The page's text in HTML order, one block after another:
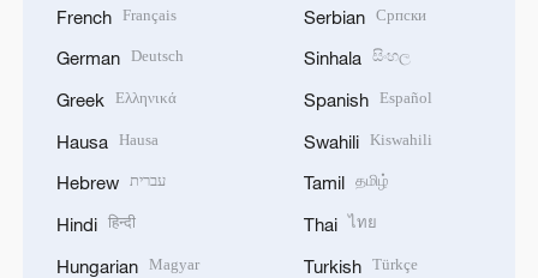
French Français
German Deutsch
Greek Ελληνικά
Hausa Hausa
Hebrew עברית
Hindi हिन्दी
Hungarian Magyar
Serbian Српски
Sinhala සිංහල
Spanish Español
Swahili Kiswahili
Tamil தமிழ்
Thai ไทย
Turkish Türkçe